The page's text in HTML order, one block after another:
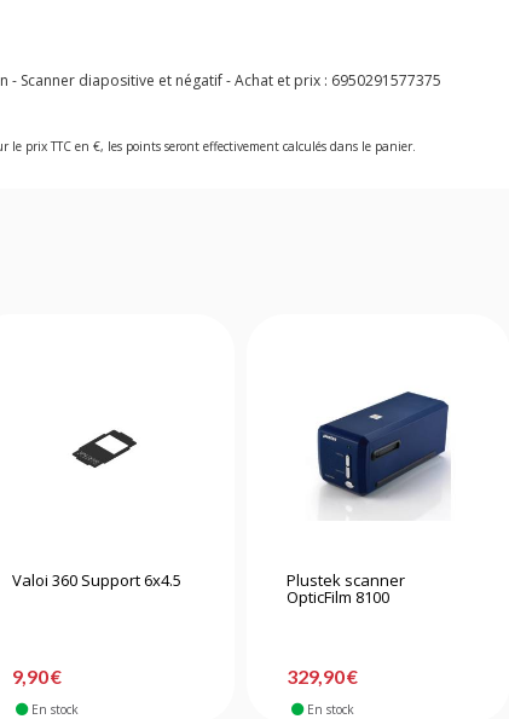
- Scanner diapositive et négatif - Achat et prix : 6950291577375
prix TTC en €, les points seront effectivement calculés dans le panier.
Valoi 360 Support 6x4.5
9,90 €
En stock
Plustek scanner
OpticFilm 8100
329,90 €
En stock